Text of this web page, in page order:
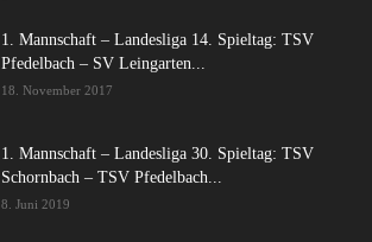
1. Mannschaft – Landesliga 14. Spieltag: TSV
Pfedelbach – SV Leingarten...
18. November 2017
1. Mannschaft – Landesliga 30. Spieltag: TSV
Schornbach – TSV Pfedelbach...
8. Juni 2019